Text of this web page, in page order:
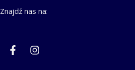
Znajdź nas na:
F
a
I
n